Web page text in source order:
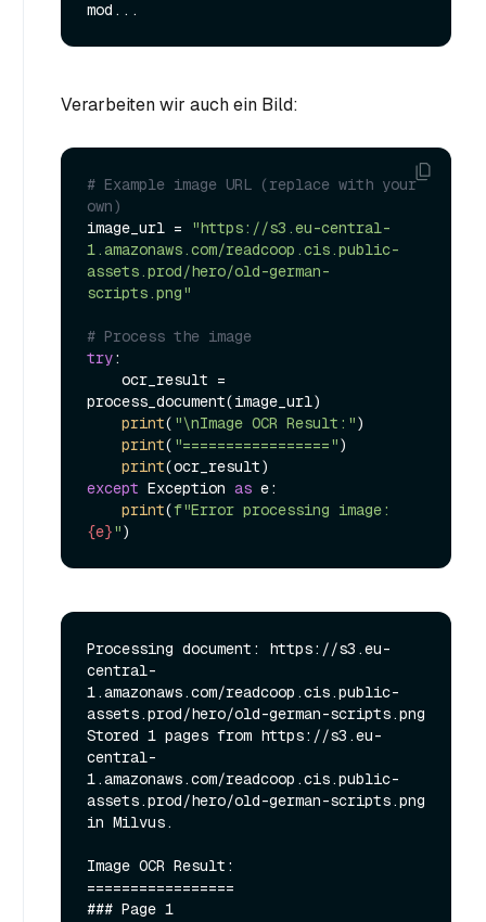
Verarbeiten wir auch ein Bild:
# Example image URL (replace with your
own)
image_url =
"https://s3.eu-central-
1.amazonaws.com/readcoop.cis.public-
assets.prod/hero/old-german-
scripts.png"
# Process the image
try:
process_document(image_url)
print( "\nImage OCR Result:")
print( "=================")
print
except Exception as e:
print(
{e}"
Processing document: https://s3.eu-
central-
1.amazonaws.com/readcoop.cis.public-
assets.prod/hero/old-german-scripts.png
Stored 1 pages from https://s3.eu-
central-
1.amazonaws.com/readcoop.cis.public-
assets.prod/hero/old-german-scripts.png
in Milvus.
Image OCR Result:
=================
### Page 1